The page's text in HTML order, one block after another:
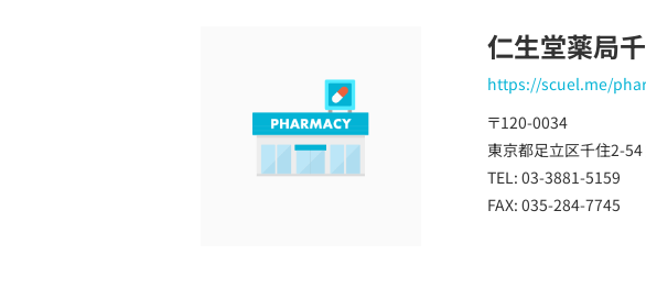
仁生堂薬局
https://scuel.me/
〒120-0034
東京都足立区千住2-54
TEL: 03-3881-5159
FAX: 035-284-7745